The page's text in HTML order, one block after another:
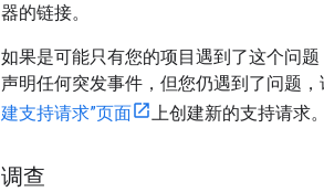
器的链接。
如果是可能只有您的项目遇到了这个问
声明任何突发事件，但您仍遇到了问题
建支持请求”页面
上创建新的支持请求。
调查